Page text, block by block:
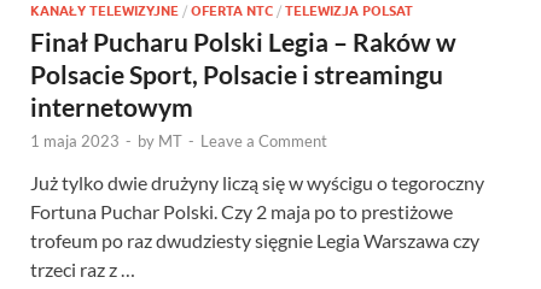
KANAŁY TELEWIZYJNE / OFERTA NTC / TELEWIZJA POLSAT
Finał Pucharu Polski Legia – Raków w
Polsacie Sport, Polsacie i streamingu
internetowym
1 maja 2023 - by MT - Leave a Comment
Już tylko dwie drużyny liczą się w wyścigu o tegoroczny
Fortuna Puchar Polski. Czy 2 maja po to prestiżowe
trofeum po raz dwudziesty sięgnie Legia Warszawa czy
trzeci raz z …